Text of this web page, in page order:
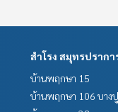
สำโรง สมุทรปรากา
บ้านพฤกษา 15
บ้านพฤกษา 106 บาง